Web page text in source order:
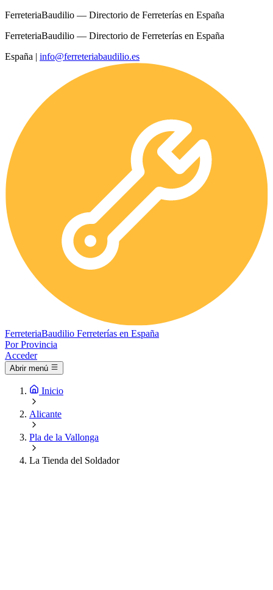
FerreteriaBaudilio — Directorio de Ferreterías en España
FerreteriaBaudilio — Directorio de Ferreterías en España
España | info@ferreteriabaudilio.es
FerreteriaBaudilio Ferreterías en España
Por Provincia
Acceder
Abrir menú
Inicio
Alicante
Pla de la Vallonga
La Tienda del Soldador